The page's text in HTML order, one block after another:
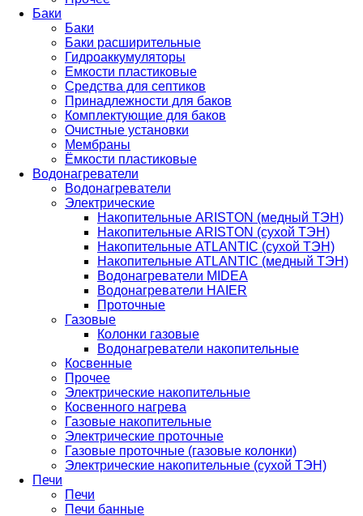
Баки
Баки
Баки расширительные
Гидроаккумуляторы
Емкости пластиковые
Средства для септиков
Принадлежности для баков
Комплектующие для баков
Очистные установки
Мембраны
Ёмкости пластиковые
Водонагреватели
Водонагреватели
Электрические
Накопительные ARISTON (медный ТЭН)
Накопительные ARISTON (сухой ТЭН)
Накопительные ATLANTIC (сухой ТЭН)
Накопительные ATLANTIC (медный ТЭН)
Водонагреватели MIDEA
Водонагреватели HAIER
Проточные
Газовые
Колонки газовые
Водонагреватели накопительные
Косвенные
Прочее
Электрические накопительные
Косвенного нагрева
Газовые накопительные
Электрические проточные
Газовые проточные (газовые колонки)
Электрические накопительные (сухой ТЭН)
Печи
Печи
Печи банные